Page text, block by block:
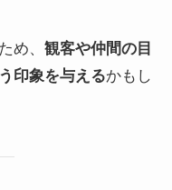
め、 観客や仲間の目
印象を与えるかもし